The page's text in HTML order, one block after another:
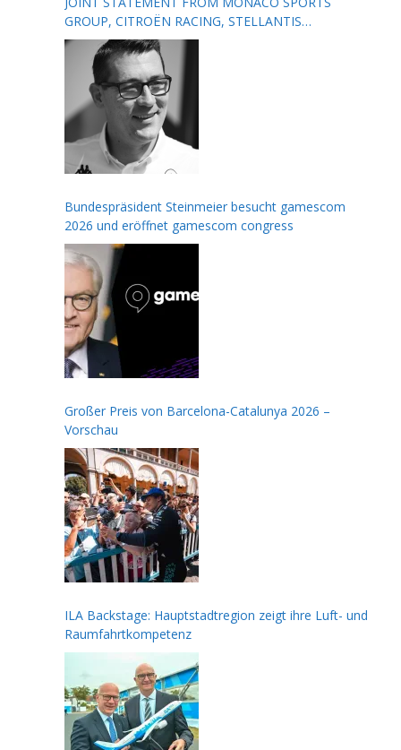
GROUP, CITROËN RACING, STELLANTIS
MOTORSPORT, FORMULA E AND THE FIA
Bundespräsident Steinmeier besucht gamescom
2026 und eröffnet gamescom congress
Großer Preis von Barcelona-Catalunya 2026 –
Vorschau
ILA Backstage: Hauptstadtregion zeigt ihre Luft- und
Raumfahrtkompetenz